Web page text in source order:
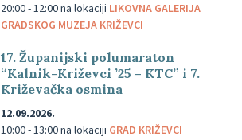
20:00 - 12:00na lokaciji LIKOVNA GALERIJA
GRADSKOG MUZEJA KRIŽEVCI
17. Županijski polumaraton
“Kalnik-Križevci ’25 – KTC” i 7.
Križevačka osmina
12.09.2026.
10:00 - 13:00na lokaciji GRAD KRIŽEVCI